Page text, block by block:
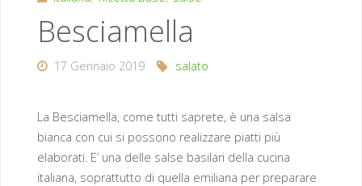
Besciamella
17 Gennaio 2019 salato
La Besciamella, come tutti saprete, è una salsa
bianca con cui si possono realizzare piatti più
elaborati. E’ una delle salse basilari della cucina
italiana, soprattutto di quella emiliana per preparare